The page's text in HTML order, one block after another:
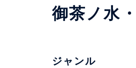
御茶ノ水
ジャンル